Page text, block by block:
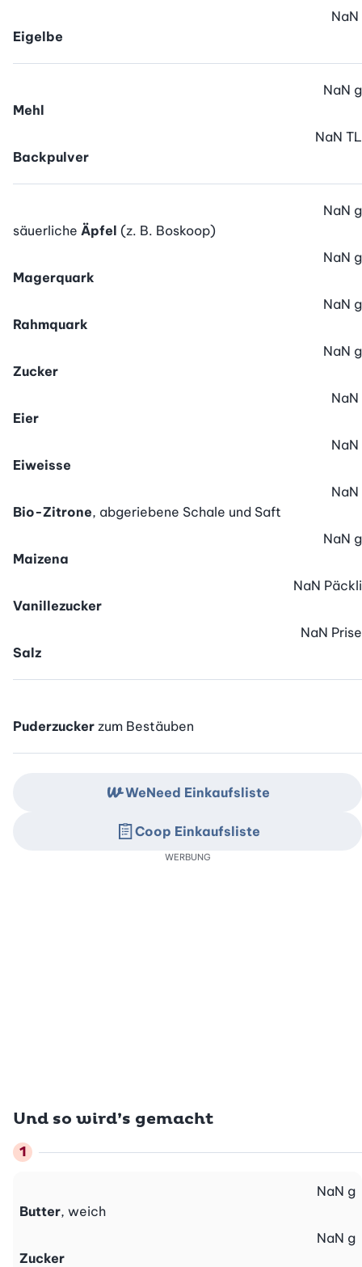
Eigelbe
NaN
Mehl
NaN g
Backpulver
NaN TL
säuerliche Äpfel (z. B. Boskoop)
NaN g
Magerquark
NaN g
Rahmquark
NaN g
Zucker
NaN g
Eier
NaN
Eiweisse
NaN
Bio-Zitrone, abgeriebene Schale und Saft
NaN
Maizena
NaN g
Vanillezucker
NaN Päckli
Salz
NaN Prise
Puderzucker zum Bestäuben
Und so wird’s gemacht
Butter, weich
NaN g
Zucker
NaN g
WeNeed Einkaufsliste
Coop Einkaufsliste
WERBUNG